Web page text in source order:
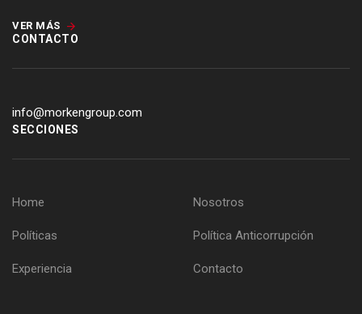
VER MÁS
CONTACTO
info@morkengroup.com
SECCIONES
Home Nosotros
Políticas Política Anticorrupción
Experiencia Contacto